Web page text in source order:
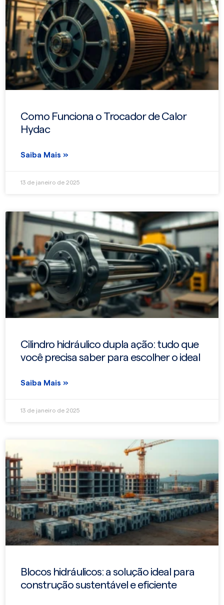
Como Funciona o Trocador de Calor
Hydac
Saiba Mais »
13 de janeiro de 2025
Cilindro hidráulico dupla ação: tudo que
você precisa saber para escolher o ideal
Saiba Mais »
13 de janeiro de 2025
Blocos hidráulicos: a solução ideal para
construção sustentável e eficiente